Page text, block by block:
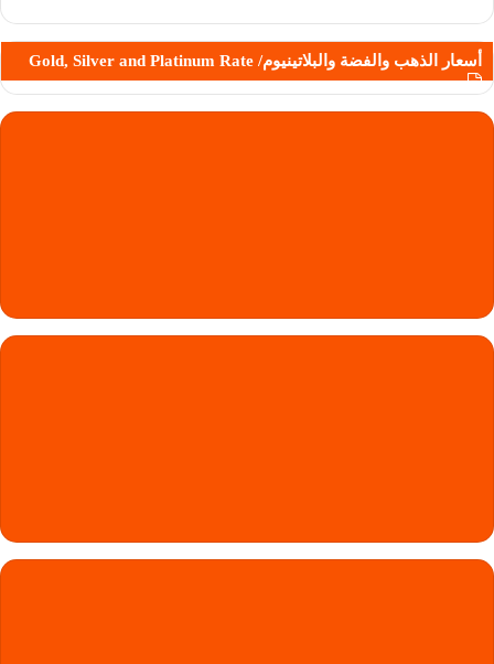
أسعار الذهب والفضة والبلاتينيوم/ Gold, Silver and Platinum Rate